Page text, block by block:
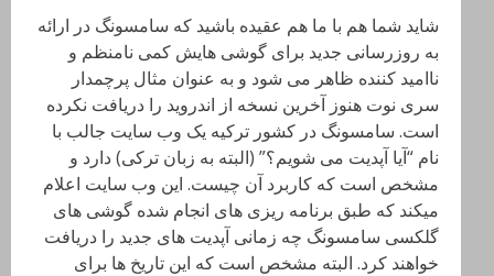
شاید شما هم با ما هم عقیده باشید که سامسونگ در ارائه
به روزرسانی جدید برای گوشی هایش کمی نامنظم و
ناامید کننده ظاهر می شود و به عنوان مثال پرچمدار
سری نوت هنوز آخرین نسخه از اندروید را دریافت نکرده
است. سامسونگ در کشور ترکیه یک وب سایت جالب با
نام “آیا آپدیت می شویم؟” (البته به زبان ترکی) دارد و
مشخص است که کاربرد آن چیست. این وب سایت اعلام
میکند که طبق برنامه ریزی های انجام شده گوشی های
گلکسی سامسونگ چه زمانی آپدیت های جدید را دریافت
خواهند کرد. البته مشخص است که این تاریخ ها برای